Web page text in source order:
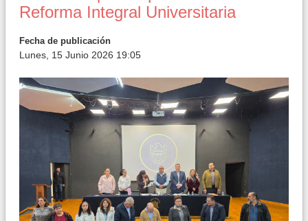
Reforma Integral Universitaria
Fecha de publicación
Lunes, 15 Junio 2026 19:05